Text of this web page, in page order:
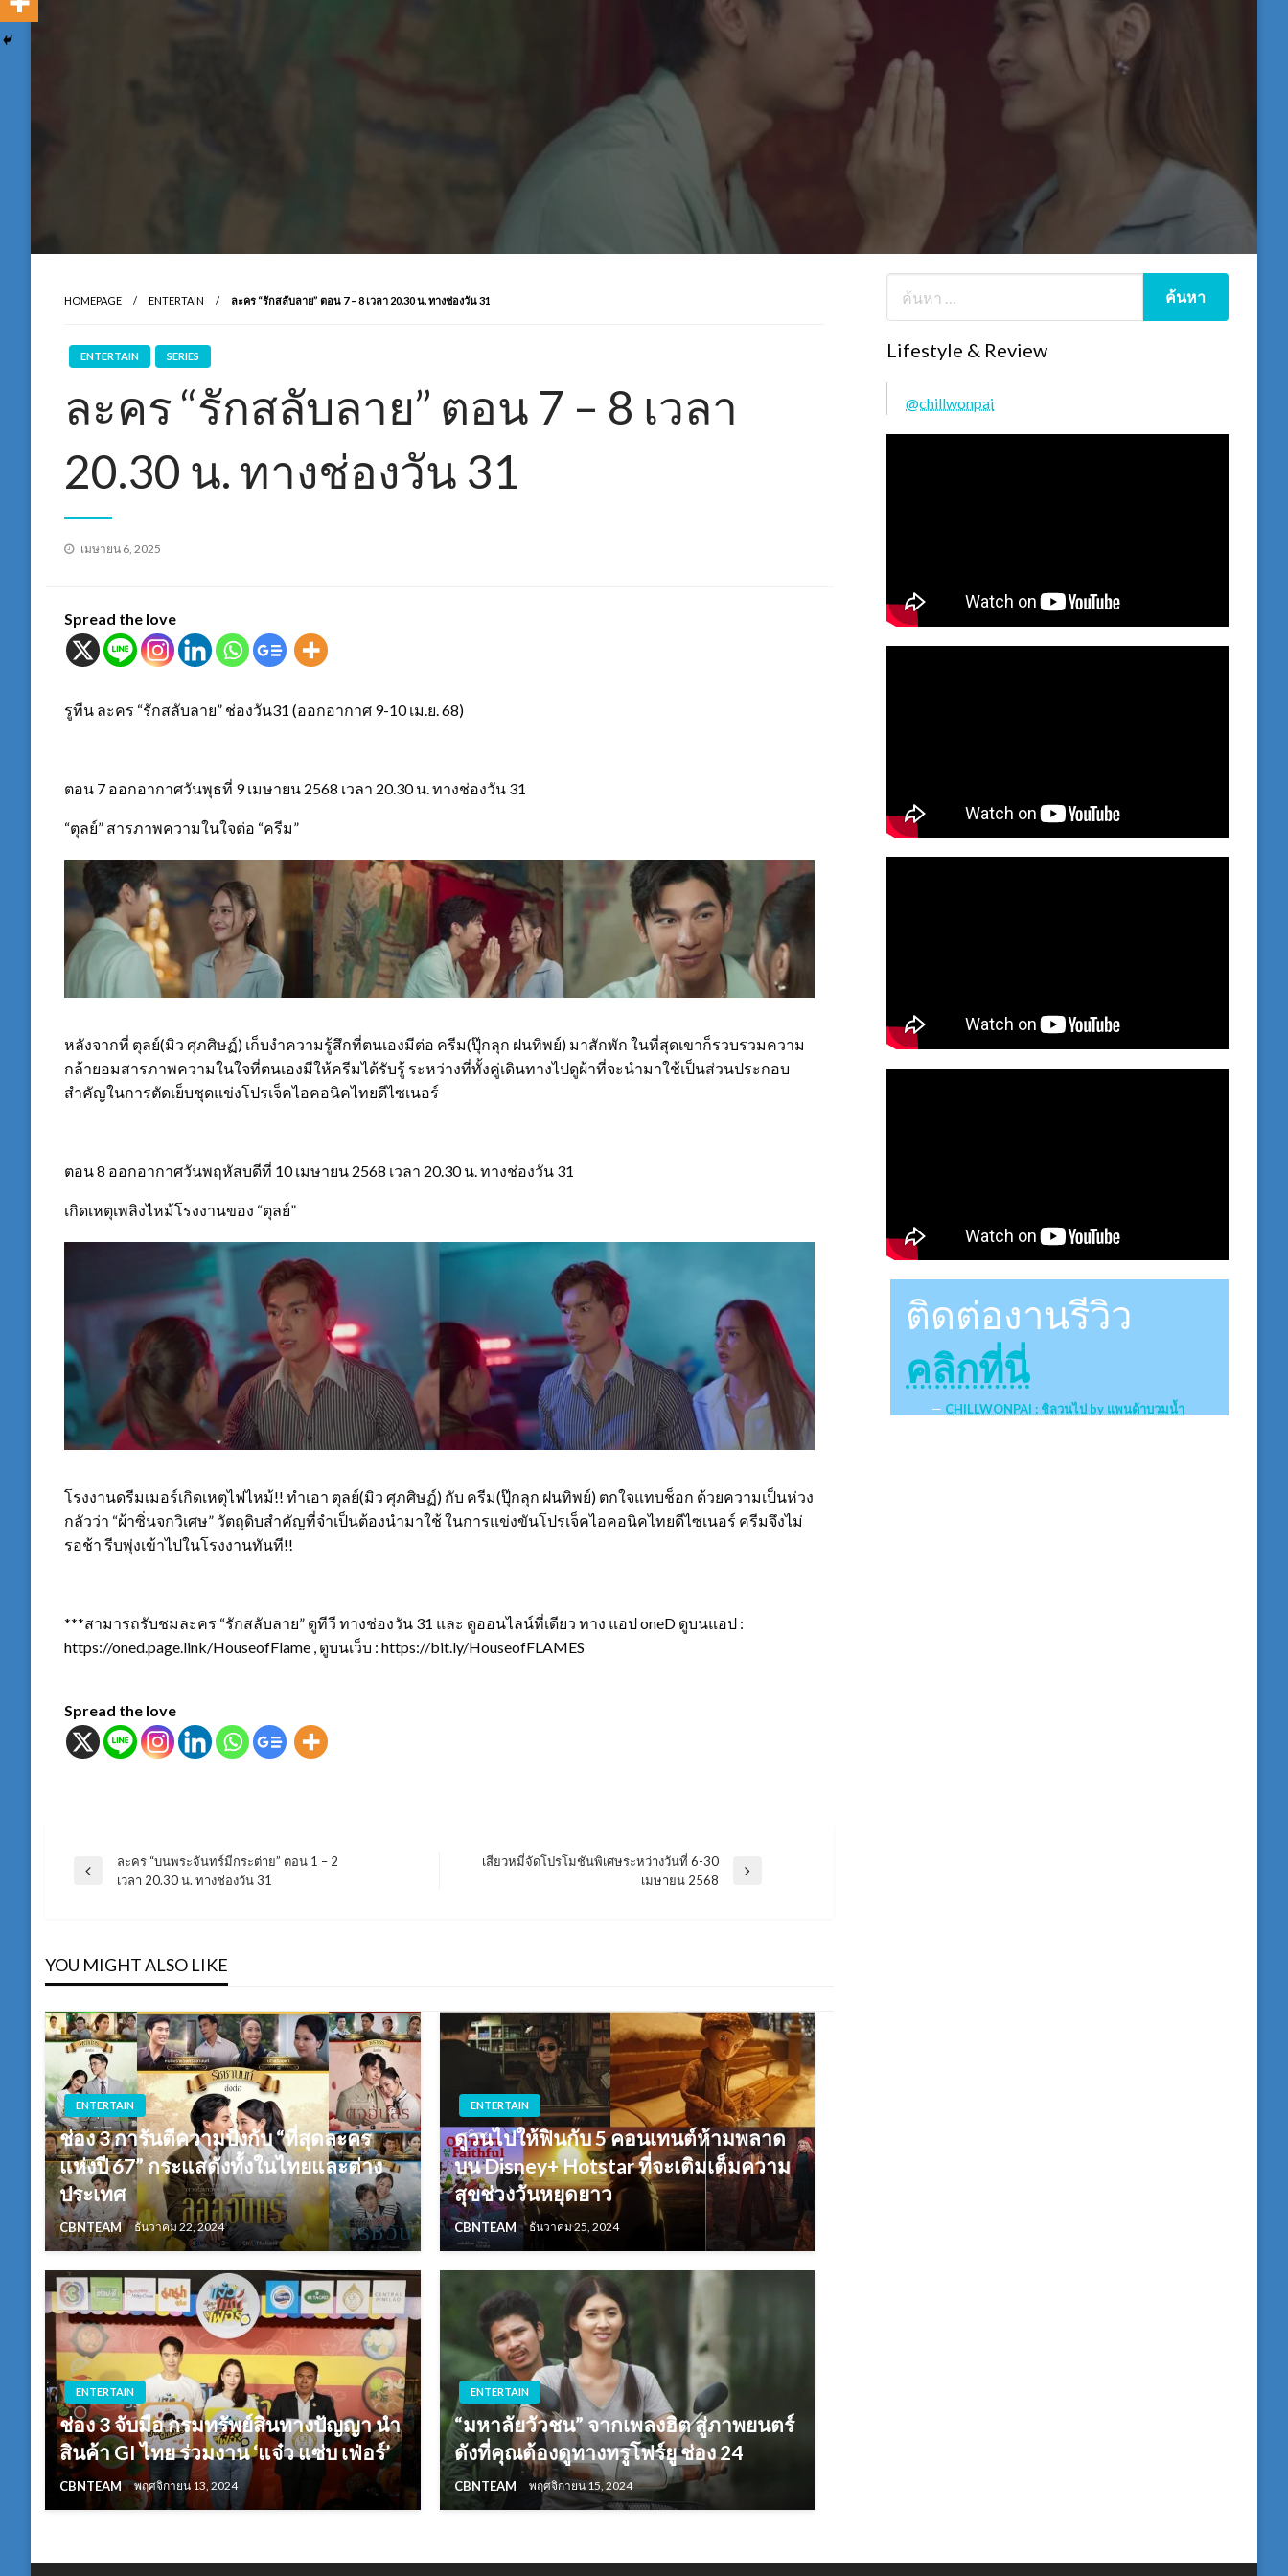
HOMEPAGE ENTERTAIN ละคร “รักสลับลาย” ตอน 7 – 8 เวลา 20.30 น. ทางช่องวัน 31
ENTERTAIN SERIES
ละคร “รักสลับลาย” ตอน 7 – 8 เวลา
20.30 น. ทางช่องวัน 31
Posted
เมษายน 6, 2025
Spread the love
รูทีน ละคร “รักสลับลาย” ช่องวัน31 (ออกอากาศ 9-10 เม.ย. 68)
ตอน 7 ออกอากาศวันพุธที่ 9 เมษายน 2568 เวลา 20.30 น. ทางช่องวัน 31
“ตุลย์” สารภาพความในใจต่อ “ครีม”
หลังจากที่ ตุลย์(มิว ศุภศิษฏ์) เก็บงำความรู้สึกที่ตนเองมีต่อ ครีม(ปุ๊กลุก ฝนทิพย์) มาสักพัก ในที่สุดเขาก็รวบรวมความ
กล้ายอมสารภาพความในใจที่ตนเองมีให้ครีมได้รับรู้ ระหว่างที่ทั้งคู่เดินทางไปดูผ้าที่จะนำมาใช้เป็นส่วนประกอบ
สำคัญในการตัดเย็บชุดแข่งโปรเจ็คไอคอนิคไทยดีไซเนอร์
ตอน 8 ออกอากาศวันพฤหัสบดีที่ 10 เมษายน 2568 เวลา 20.30 น. ทางช่องวัน 31
เกิดเหตุเพลิงไหม้โรงงานของ “ตุลย์”
โรงงานดรีมเมอร์เกิดเหตุไฟไหม้!! ทำเอา ตุลย์(มิว ศุภศิษฏ์) กับ ครีม(ปุ๊กลุก ฝนทิพย์) ตกใจแทบช็อก ด้วยความเป็นห่วง
กลัวว่า “ผ้าซิ่นจกวิเศษ” วัตถุดิบสำคัญที่จำเป็นต้องนำมาใช้ ในการแข่งขันโปรเจ็คไอคอนิคไทยดีไซเนอร์ ครีมจึงไม่
รอช้า รีบพุ่งเข้าไปในโรงงานทันที!!
***สามารถรับชมละคร “รักสลับลาย” ดูทีวี ทางช่องวัน 31 และ ดูออนไลน์ที่เดียว ทาง แอป oneD ดูบนแอป :
https://oned.page.link/HouseofFlame , ดูบนเว็บ : https://bit.ly/HouseofFLAMES
Spread the love
แนะแนว
Previous
ละคร “บนพระจันทร์มีกระต่าย” ตอน 1 – 2
เวลา 20.30 น. ทางช่องวัน 31
เสียวหมี่จัดโปรโมชันพิเศษระหว่างวันที่ 6-30
เมษายน 2568
YOU MIGHT ALSO LIKE
ENTERTAIN
ช่อง 3 การันตีความปังกับ “ที่สุดละคร
แห่งปี 67” กระแสดังทั้งในไทยและต่าง
ประเทศ
CBNTEAM ธันวาคม 22, 2024
ENTERTAIN
ดูวนไปให้ฟินกับ 5 คอนเทนต์ห้ามพลาด
บน Disney+ Hotstar ที่จะเติมเต็มความ
สุขช่วงวันหยุดยาว
CBNTEAM ธันวาคม 25, 2024
ENTERTAIN
ช่อง 3 จับมือ กรมทรัพย์สินทางปัญญา นำ
สินค้า GI ไทย ร่วมงาน ‘แจ๋ว แซ่บ เฟ่อร์’
CBNTEAM พฤศจิกายน 13, 2024
ENTERTAIN
“มหาลัยวัวชน” จากเพลงฮิต สู่ภาพยนตร์
ดังที่คุณต้องดูทางทรูโฟร์ยู ช่อง 24
CBNTEAM พฤศจิกายน 15, 2024
Lifestyle & Review
@chillwonpai
ติดต่องานรีวิว
คลิกที่นี่
CHILLWONPAI : ชิลวนไป by แพนด้าบวมน้ำ